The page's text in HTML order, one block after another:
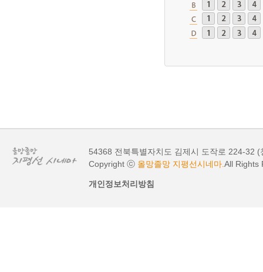
54368 전북특별자치도 김제시 도작로 224-32 (
Copyright ⓒ 올망졸망 지평선시네마. All Rights
개인정보처리방침